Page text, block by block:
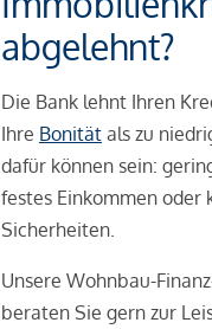
abgelehnt?
Die Bank lehnt Ihren
Ihre Bonitätals zu
dafür können sein:
festes Einkommen oder
Sicherheiten.
Unsere Wohnbau-
beraten Sie gern zur